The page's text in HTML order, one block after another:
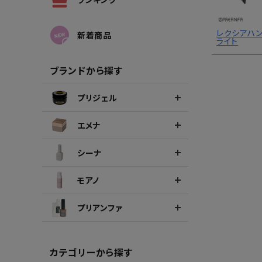
ポリッ
新着商品
ブランドから探す
プリジェル
エメナ
シーナ
モアノ
プリアンファ
カテゴリーから探す
レクシアハ
ライト